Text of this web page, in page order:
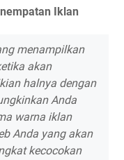
Iklan
menampilkan
akan
halnya dengan
Anda
warna iklan
Anda yang akan
kecocokan